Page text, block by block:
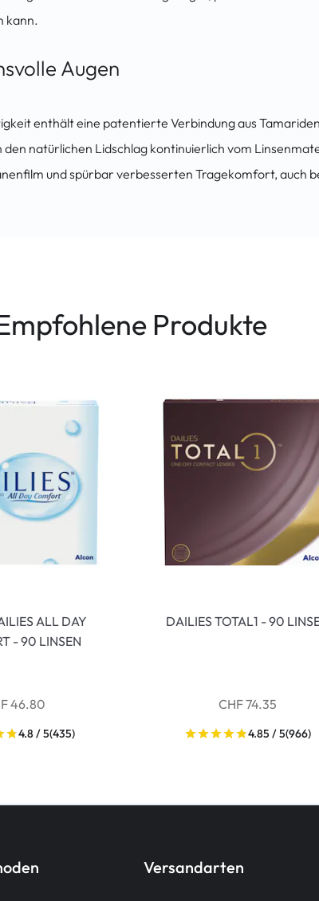
kann.
Augen
enthält eine patentierte Verbindung aus
natürlichen Lidschlag kontinuierlich vom
und spürbar verbesserten Tragekomfort, auch
Produkte
ALL DAY
- 90 LINSEN
46.80
4.8 / 5(435)
DAILIES TOTAL1 - 90
CHF 74.35
4.85 / 5(966)
Versandarten